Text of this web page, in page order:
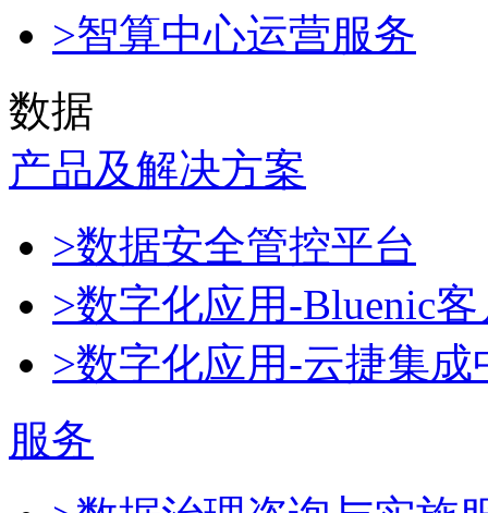
>智算中心运营服务
数据
产品及解决方案
>数据安全管控平台
>数字化应用-Bluenic
>数字化应用-云捷集成
服务